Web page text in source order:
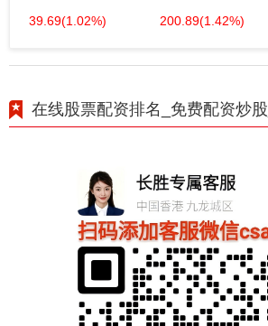
39.69(1.02%) 200.89(1.42%)
在线股票配资排名_免费配资炒